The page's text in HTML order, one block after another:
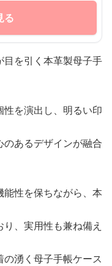
る
を引く本革製母子手
を演出し、明るい印
あるデザインが融合
性を保ちながら、本
、実用性も兼ね備え
湧く母子手帳ケース